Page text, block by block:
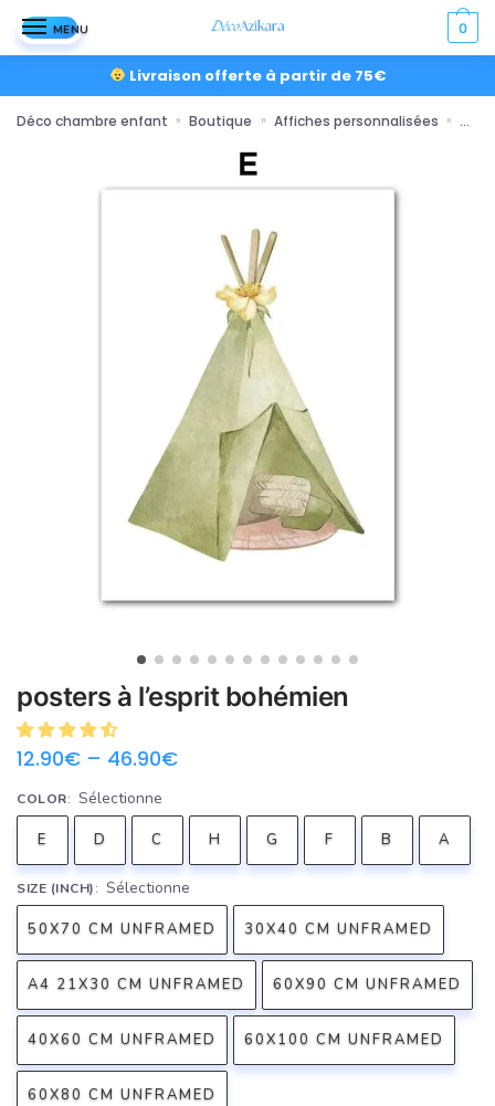
MENU 0
Livraison offerte à partir de 75€
Déco chambre enfant » Boutique » Affiches personnalisées »
posters à l’esprit bohémien
12.90€ – 46.90€
COLOR: Sélectionne
E D C H G F B A
SIZE (INCH): Sélectionne
50X70 CM UNFRAMED 30X40 CM UNFRAMED
A4 21X30 CM UNFRAMED 60X90 CM UNFRAMED
40X60 CM UNFRAMED 60X100 CM UNFRAMED
60X80 CM UNFRAMED